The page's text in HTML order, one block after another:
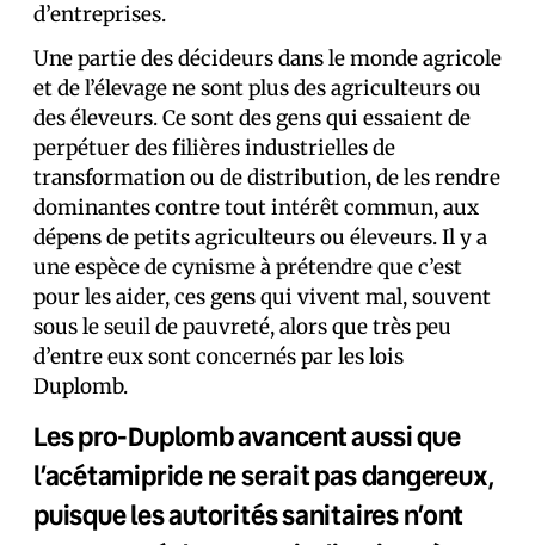
d’entreprises.
Une partie des décideurs dans le monde agricole
et de l’élevage ne sont plus des agriculteurs ou
des éleveurs. Ce sont des gens qui essaient de
perpétuer des filières industrielles de
transformation ou de distribution, de les rendre
dominantes contre tout intérêt commun, aux
dépens de petits agriculteurs ou éleveurs. Il y a
une espèce de cynisme à prétendre que c’est
pour les aider, ces gens qui vivent mal, souvent
sous le seuil de pauvreté, alors que très peu
d’entre eux sont concernés par les lois
Duplomb.
Les pro-Duplomb avancent aussi que
l’acétamipride ne serait pas dangereux,
puisque les autorités sanitaires n’ont